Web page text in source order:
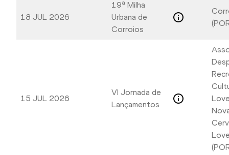
18 JUL 2026
19ª Milha
Urbana de
Corroios
15 JUL 2026
VI Jornada de
Lançamentos